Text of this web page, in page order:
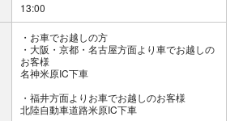
13:00
お車でお越しの方
・大阪・京都・名古屋方面より車でお越しの
お客様
名神米原IC下車
・福井方面よりお車でお越しのお客様
北陸自動車道路米原IC下車